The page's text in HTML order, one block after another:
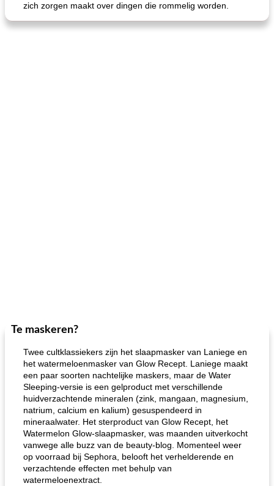
zich zorgen maakt over dingen die rommelig worden.
Te maskeren?
Twee cultklassiekers zijn het slaapmasker van Laniege en
het watermeloenmasker van Glow Recept. Laniege maakt
een paar soorten nachtelijke maskers, maar de Water
Sleeping-versie is een gelproduct met verschillende
huidverzachtende mineralen (zink, mangaan, magnesium,
natrium, calcium en kalium) gesuspendeerd in
mineraalwater. Het sterproduct van Glow Recept, het
Watermelon Glow-slaapmasker, was maanden uitverkocht
vanwege alle buzz van de beauty-blog. Momenteel weer
op voorraad bij Sephora, belooft het verhelderende en
verzachtende effecten met behulp van
watermeloenextract.